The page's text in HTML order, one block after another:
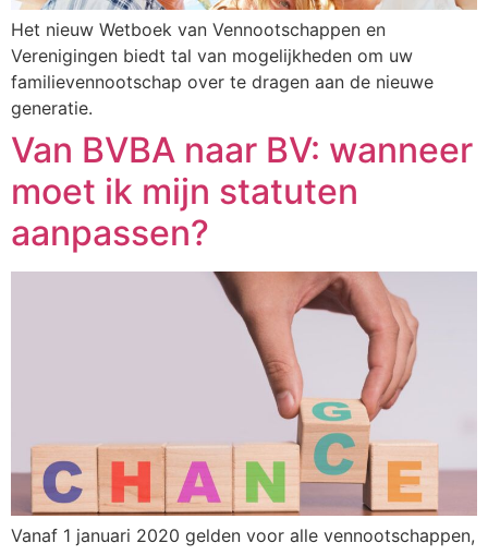
Het nieuw Wetboek van Vennootschappen en
Verenigingen biedt tal van mogelijkheden om uw
familievennootschap over te dragen aan de nieuwe
generatie.
Van BVBA naar BV: wanneer
moet ik mijn statuten
aanpassen?
Vanaf 1 januari 2020 gelden voor alle vennootschappen,